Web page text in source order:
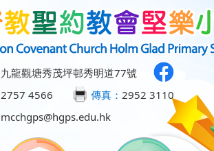
九龍觀塘秀茂坪邨秀明道77號
2757 4566 傳真： 2952 3110
mcchgps@hgps.edu.hk